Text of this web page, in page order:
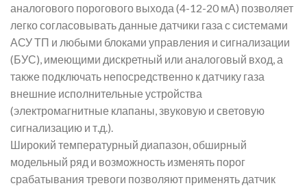
аналогового порогового выхода (4-12-20 мА) позволяет
легко согласовывать данные датчики газа с системами
АСУ ТП и любыми блоками управления и сигнализации
(БУС), имеющими дискретный или аналоговый вход, а
также подключать непосредственно к датчику газа
внешние исполнительные устройства
(электромагнитные клапаны, звуковую и световую
сигнализацию и т.д.).
Широкий температурный диапазон, обширный
модельный ряд и возможность изменять порог
срабатывания тревоги позволяют применять датчик